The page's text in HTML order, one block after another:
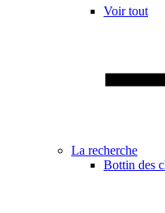
Voir tout
La recherche
Bottin des